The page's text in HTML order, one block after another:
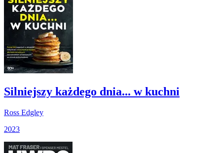
Silniejszy każdego dnia... w kuchni
Ross Edgley
2023